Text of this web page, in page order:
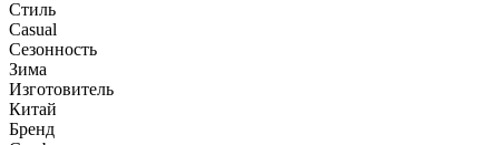
Стиль
Casual
Сезонность
Зима
Изготовитель
Китай
Бренд